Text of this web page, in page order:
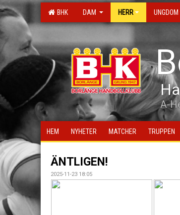
BHK DAM HERR UNGDOM
A-
HEM NYHETER MATCHER TRUPPEN
ÄNTLIGEN!
2025-11-23 18:05